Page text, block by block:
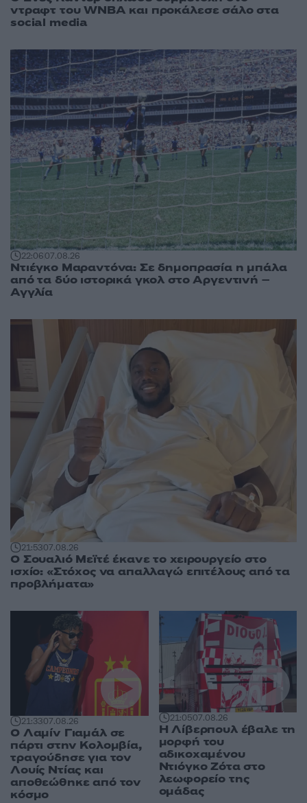
ντραφτ του WNBA και προκάλεσε σάλο στα
social media
22:0607.08.26
Ντιέγκο Μαραντόνα: Σε δημοπρασία η μπάλα
από τα δύο ιστορικά γκολ στο Αργεντινή –
Αγγλία
21:5307.08.26
Ο Σουαλιό Μεϊτέ έκανε το χειρουργείο στο
ισχίο: «Στόχος να απαλλαγώ επιτέλους από τα
προβλήματα»
21:3307.08.26
Ο Λαμίν Γιαμάλ σε
πάρτι στην Κολομβία,
τραγούδησε για τον
Λουίς Ντίας και
αποθεώθηκε από τον
κόσμο
21:0507.08.26
Η Λίβερπουλ έβαλε τη
μορφή του
αδικοχαμένου
Ντιόγκο Ζότα στο
λεωφορείο της
ομάδας